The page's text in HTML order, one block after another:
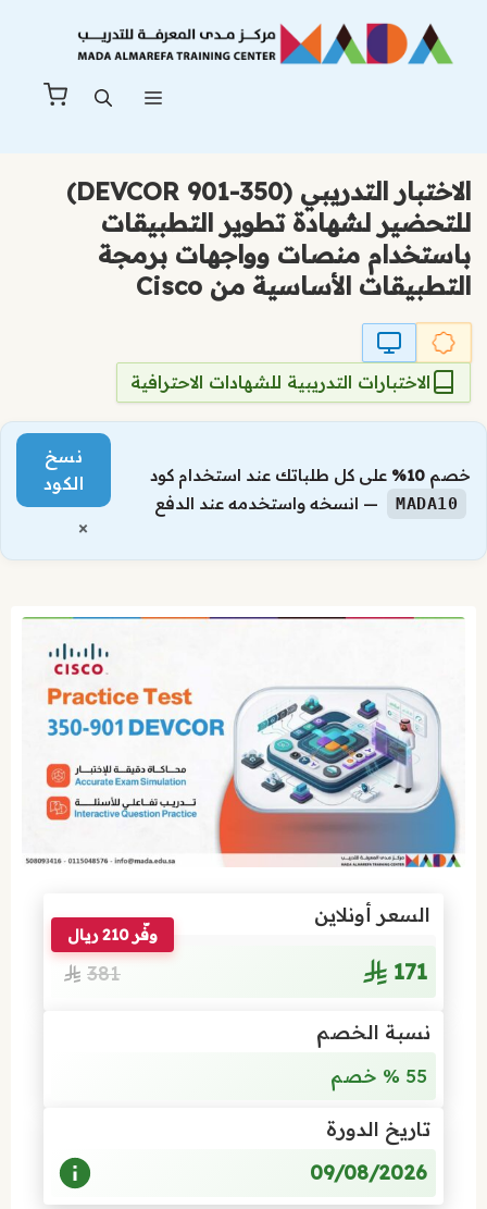
المحتوى
الاختبار التدريبي (350-901 DEVCOR)
للتحضير لشهادة تطوير التطبيقات
باستخدام منصات وواجهات برمجة
التطبيقات الأساسية من Cisco
الاختبارات التدريبية للشهادات الاحترافية
خصم 10% على كل طلباتك عند استخدام كود
MADA10 — انسخه واستخدمه عند الدفع
نسخ
الكود
×
السعر أونلاين
171
وفّر 210 ريال
381
نسبة الخصم
55 % خصم
تاريخ الدورة
09/08/2026